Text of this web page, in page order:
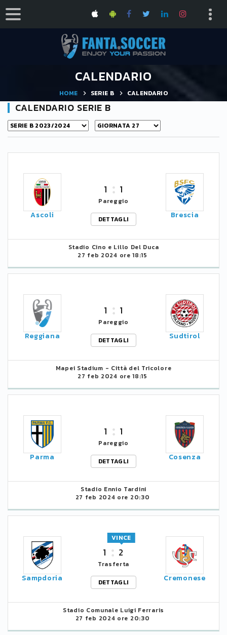
CALENDARIO
HOME SERIE B CALENDARIO
CALENDARIO SERIE B
Ascoli
1 1
Pareggio
DETTAGLI
Brescia
Stadio Cino e Lillo Del Duca
27 feb 2024 ore 18:15
Reggiana
1 1
Pareggio
DETTAGLI
Sudtirol
Mapei Stadium - Città del Tricolore
27 feb 2024 ore 18:15
Parma
1 1
Pareggio
DETTAGLI
Cosenza
Stadio Ennio Tardini
27 feb 2024 ore 20:30
Sampdoria
1 2
VINCE
Trasferta
DETTAGLI
Cremonese
Stadio Comunale Luigi Ferraris
27 feb 2024 ore 20:30